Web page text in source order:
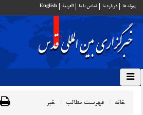
پيوند ها درباره ما تماس با ما العربية English
خانه فهرست مطالب خبر